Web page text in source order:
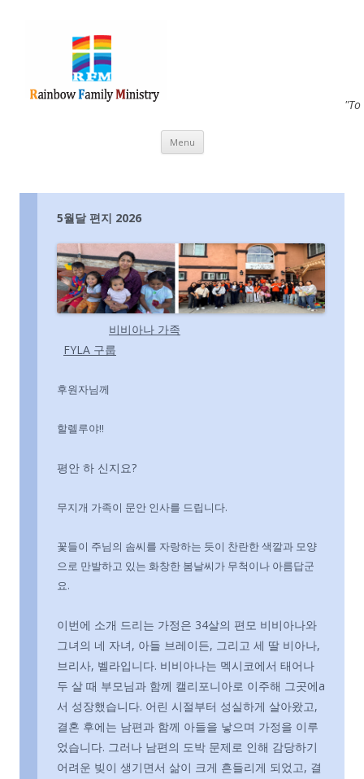
Menu Skip to content
5월달 편지 2026
비비아나 가족
FYLA 구룹
후원자님께
할렐루야!!
평안 하 신지요?
무지개 가족이 문안 인사를 드립니다.
꽃들이 주님의 솜씨를 자랑하는 듯이 찬란한 색깔과 모양
으로 만발하고 있는 화창한 봄날씨가 무척이나 아름답군
요.
이번에 소개 드리는 가정은 34살의 편모 비비아나와
그녀의 네 자녀, 아들 브레이든, 그리고 세 딸 비아나,
브리사, 벨라입니다. 비비아나는 멕시코에서 태어나
두 살 때 부모님과 함께 캘리포니아로 이주해 그곳에a
서 성장했습니다. 어린 시절부터 성실하게 살아왔고,
결혼 후에는 남편과 함께 아들을 낳으며 가정을 이루
었습니다. 그러나 남편의 도박 문제로 인해 감당하기
어려운 빚이 생기면서 삶이 크게 흔들리게 되었고, 결